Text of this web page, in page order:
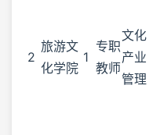
2
旅游文
化学院
1
专职
教师
文化
产业
管理